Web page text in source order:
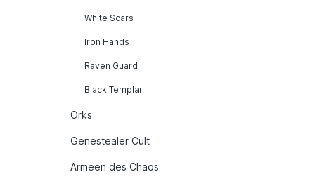
White Scars
Iron Hands
Raven Guard
Black Templar
Orks
Genestealer Cult
Armeen des Chaos